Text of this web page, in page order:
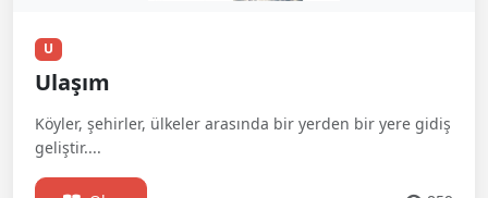
U
Ulaşım
Köyler, şehirler, ülkeler arasında bir yerden bir yere gidiş
geliştir....